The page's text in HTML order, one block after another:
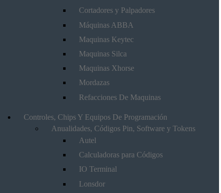
Cortadores y Palpadores
Máquinas ABBA
Maquinas Keytec
Maquinas Silca
Maquinas Xhorse
Mordazas
Refacciones De Maquinas
Controles, Chips Y Equipos De Programación
Anualidades, Códigos Pin, Software y Tokens
Autel
Calculadoras para Códigos
IO Terminal
Lonsdor